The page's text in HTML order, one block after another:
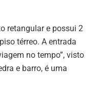
retangular e possui 2
térreo. A entrada
no tempo”, visto
e barro, é uma